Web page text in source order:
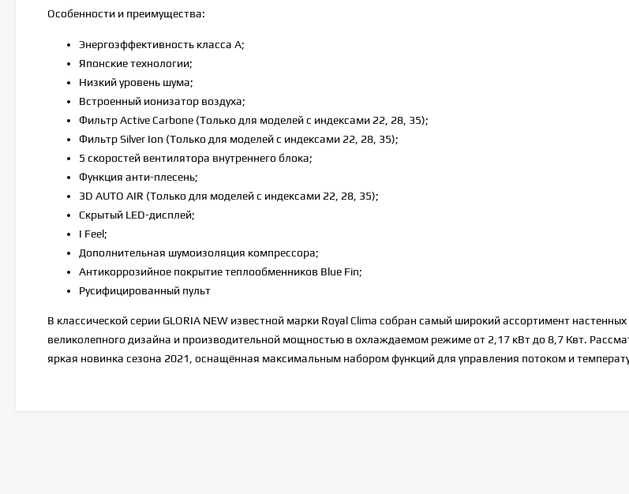
Особенности и преимущества:
Энергоэффективность класса А;
Японские технологии;
Низкий уровень шума;
Встроенный ионизатор воздуха;
Фильтр Active Carbone (Только для моделей с индексами 22, 28, 35);
Фильтр Silver Ion (Только для моделей с индексами 22, 28, 35);
5 скоростей вентилятора внутреннего блока;
Функция анти-плесень;
3D AUTO AIR (Только для моделей с индексами 22, 28, 35);
Скрытый LED-дисплей;
I Feel;
Дополнительная шумоизоляция компрессора;
Антикоррозийное покрытие теплообменников Blue Fin;
Русифицированный пульт
В классической серии GLORIA NEW известной марки Royal Clima собран самый широкий ассортимент
великолепного дизайна и производительной мощностью в охлаждаемом режиме от 2,17 кВт до 8,7 Квт.
яркая новинка сезона 2021, оснащённая максимальным набором функций для управления потоком и